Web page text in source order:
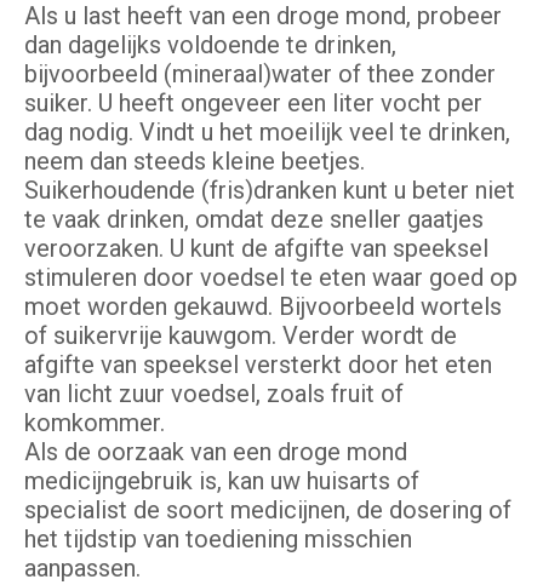
Als u last heeft van een droge mond, probeer
dan dagelijks voldoende te drinken,
bijvoorbeeld (mineraal)water of thee zonder
suiker. U heeft ongeveer een liter vocht per
dag nodig. Vindt u het moeilijk veel te drinken,
neem dan steeds kleine beetjes.
Suikerhoudende (fris)dranken kunt u beter niet
te vaak drinken, omdat deze sneller gaatjes
veroorzaken. U kunt de afgifte van speeksel
stimuleren door voedsel te eten waar goed op
moet worden gekauwd. Bijvoorbeeld wortels
of suikervrije kauwgom. Verder wordt de
afgifte van speeksel versterkt door het eten
van licht zuur voedsel, zoals fruit of
komkommer.
Als de oorzaak van een droge mond
medicijngebruik is, kan uw huisarts of
specialist de soort medicijnen, de dosering of
het tijdstip van toediening misschien
aanpassen.